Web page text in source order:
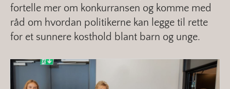
fortelle mer om konkurransen og komme med
råd om hvordan politikerne kan legge til rette
for et sunnere kosthold blant barn og unge.